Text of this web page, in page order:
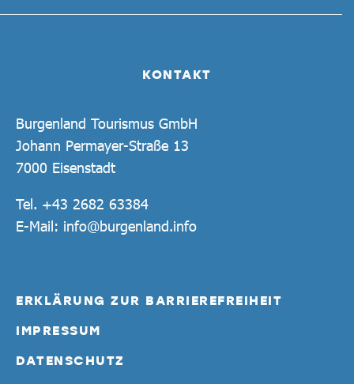
KONTAKT
Burgenland Tourismus GmbH
Johann Permayer-Straße 13
7000 Eisenstadt
Tel. +43 2682 63384
E-Mail: info@burgenland.info
ERKLÄRUNG ZUR BARRIEREFREIHEIT
IMPRESSUM
DATENSCHUTZ